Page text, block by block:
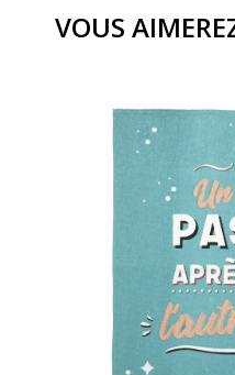
VOUS